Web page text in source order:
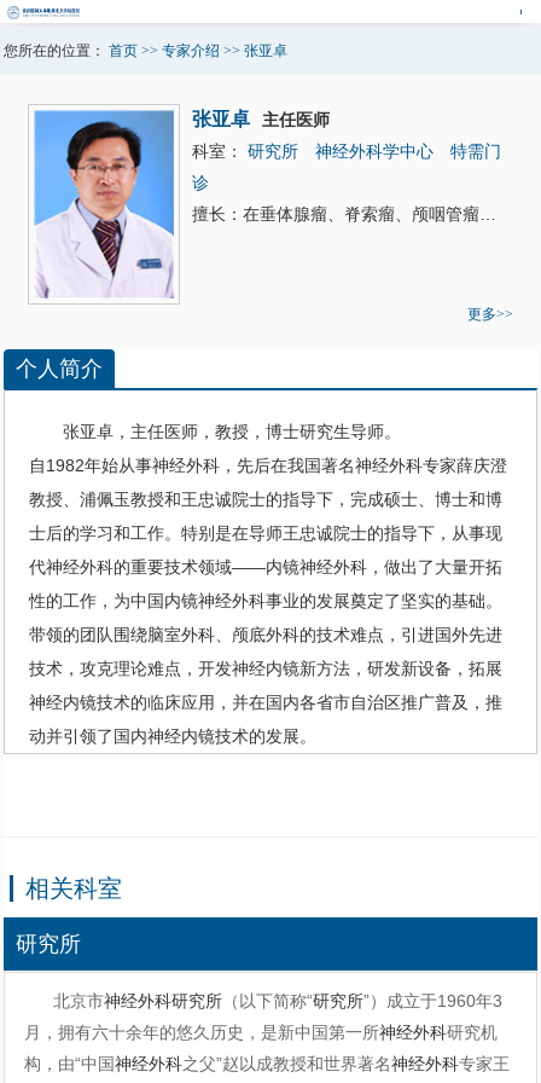
您所在的位置：首页 >> 专家介绍>> 张亚卓
张亚卓
主任医师
科室：研究所 神经外科学中心
特需门
诊
更多>>
个人简介
张亚卓 ，主任医师，教授，博士研究生导师。
自1982年始从事神经外科 ，先后在我国著名神经外科专家薛庆澄
教授、浦佩玉教授和王忠诚院士的指导下，完成硕士、博士和博
士后的学习和工作。特别是在导师王忠诚院士的指导下，从事现
代神经外科的重要技术领域——内镜神经外科 ，做出了大量开拓
性的工作，为中国内镜神经外科事业的发展奠定了坚实的基础。
带领的团队围绕脑室外科 、颅底外科的技术难点，引进国外先进
技术，攻克理论难点，开发神经内镜新方法，研发新设备，拓展
神经内镜技术的临床应用，并在国内各省市自治区推广普及，推
动并引领了国内神经内镜技术的发展。
在垂体腺瘤、脊索瘤、颅咽管瘤、颅底脑膜瘤等颅底复杂疾病和
脑室、脑池疾病的内镜手术等领域，从临床研究到技术开发，取
得了一系列成绩。神经内镜技术在手术创伤、手术质量、住院时
间等方面表现出极大的优势。应用神经内镜技术手术治疗颅底和
脑室系统疾病，每年千余例的手术，数量和质量为国内领先，达
到了国际先进水平。
相关科室
研究所
北京市神经外科研究所 （以下简称“研究所”）成立于1960年3
月，拥有六十余年的悠久历史，是新中国第一所神经外科研究机
构，由“中国神经外科之父”赵以成教授和世界著名神经外科专家王